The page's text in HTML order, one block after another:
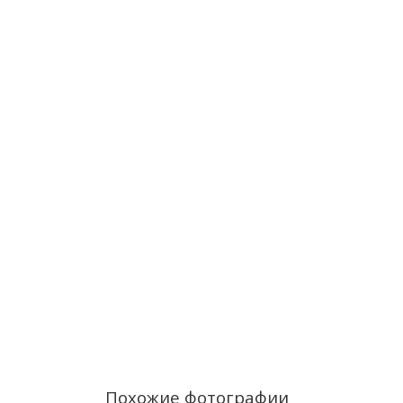
Похожие фотографии